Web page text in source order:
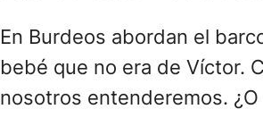
En Burdeos abordan el
bebé que no era de Víctor.
nosotros entenderemos. ¿O